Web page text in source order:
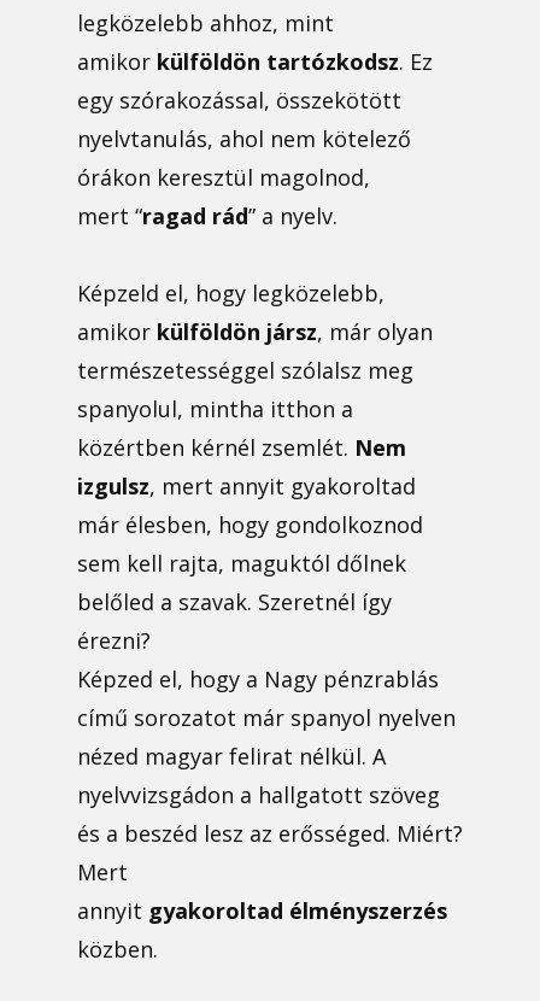
legközelebb ahhoz, mint
amikor külföldön tartózkodsz. Ez
egy szórakozással, összekötött
nyelvtanulás, ahol nem kötelező
órákon keresztül magolnod,
mert “ragad rád” a nyelv.
Képzeld el, hogy legközelebb,
amikor külföldön jársz, már olyan
természetességgel szólalsz meg
spanyolul, mintha itthon a
közértben kérnél zsemlét. Nem
izgulsz, mert annyit gyakoroltad
már élesben, hogy gondolkoznod
sem kell rajta, maguktól dőlnek
belőled a szavak. Szeretnél így
érezni?
Képzed el, hogy a Nagy pénzrablás
című sorozatot már spanyol nyelven
nézed magyar felirat nélkül. A
nyelvvizsgádon a hallgatott szöveg
és a beszéd lesz az erősséged. Miért?
Mert
annyit gyakoroltad élményszerzés
közben.